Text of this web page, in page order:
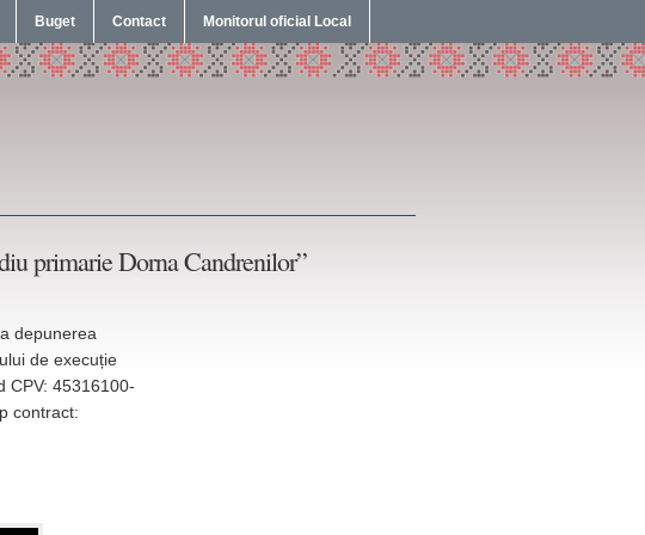
Buget Contact Monitorul oficial Local
primarie Dorna Candrenilor”
depunerea
de execuție
CPV: 45316100-
contract: